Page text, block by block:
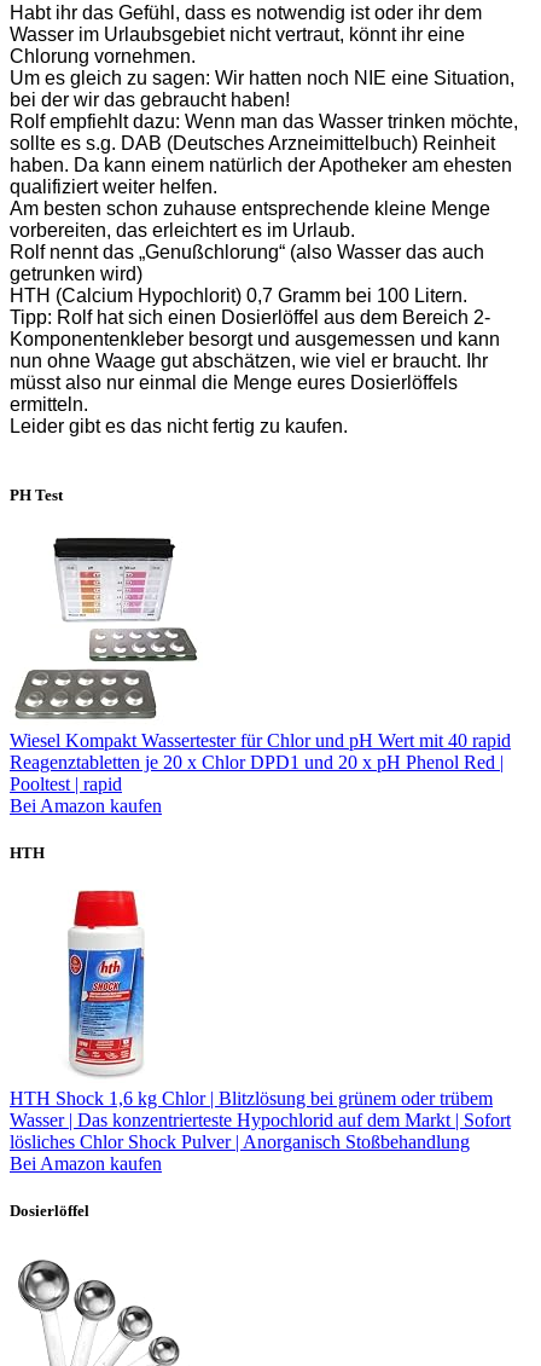
Habt ihr das Gefühl, dass es notwendig ist oder ihr dem
Wasser im Urlaubsgebiet nicht vertraut, könnt ihr eine
Chlorung vornehmen.
Um es gleich zu sagen: Wir hatten noch NIE eine Situation,
bei der wir das gebraucht haben!
Rolf empfiehlt dazu: Wenn man das Wasser trinken möchte,
sollte es s.g. DAB (Deutsches Arzneimittelbuch) Reinheit
haben. Da kann einem natürlich der Apotheker am ehesten
qualifiziert weiter helfen.
Am besten schon zuhause entsprechende kleine Menge
vorbereiten, das erleichtert es im Urlaub.
Rolf nennt das „Genußchlorung“ (also Wasser das auch
getrunken wird)
HTH (Calcium Hypochlorit) 0,7 Gramm bei 100 Litern.
Tipp: Rolf hat sich einen Dosierlöffel aus dem Bereich 2-
Komponentenkleber besorgt und ausgemessen und kann
nun ohne Waage gut abschätzen, wie viel er braucht. Ihr
müsst also nur einmal die Menge eures Dosierlöffels
ermitteln.
Leider gibt es das nicht fertig zu kaufen.
PH Test
Wiesel Kompakt Wassertester für Chlor und pH Wert mit 40 rapid
Reagenztabletten je 20 x Chlor DPD1 und 20 x pH Phenol Red |
Pooltest | rapid
Bei Amazon kaufen
HTH
HTH Shock 1,6 kg Chlor | Blitzlösung bei grünem oder trübem
Wasser | Das konzentrierteste Hypochlorid auf dem Markt | Sofort
lösliches Chlor Shock Pulver | Anorganisch Stoßbehandlung
Bei Amazon kaufen
Dosierlöffel